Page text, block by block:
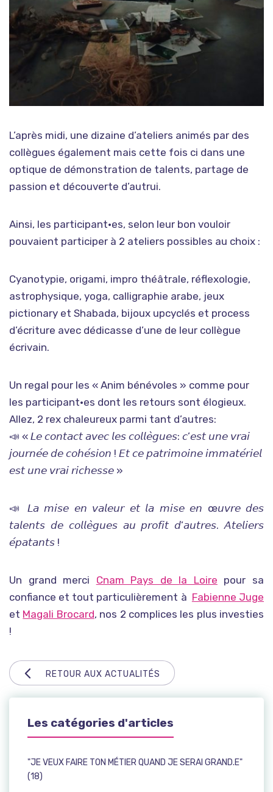
RETOUR AUX ACTUALITÉS
Les catégories d'articles
"JE VEUX FAIRE TON MÉTIER QUAND JE SERAI GRAND.E"
(18)
L’après midi, une dizaine d’ateliers animés par des
collègues également mais cette fois ci dans une
optique de démonstration de talents, partage de
passion et découverte d’autrui.
Ainsi, les participant•es, selon leur bon vouloir
pouvaient participer à 2 ateliers possibles au choix :
Cyanotypie, origami, impro théâtrale, réflexologie,
astrophysique, yoga, calligraphie arabe, jeux
pictionary et Shabada, bijoux upcyclés et process
d’écriture avec dédicasse d’une de leur collègue
écrivain.
Un regal pour les « Anim bénévoles » comme pour
les participant•es dont les retours sont élogieux.
Allez, 2 rex chaleureux parmi tant d’autres:
📣 « 𝘓𝘦 𝘤𝘰𝘯𝘵𝘢𝘤𝘵 𝘢𝘷𝘦𝘤 𝘭𝘦𝘴 𝘤𝘰𝘭𝘭𝘦̀𝘨𝘶𝘦𝘴: 𝘤’𝘦𝘴𝘵 𝘶𝘯𝘦 𝘷𝘳𝘢𝘪
𝘫𝘰𝘶𝘳𝘯𝘦́𝘦 𝘥𝘦 𝘤𝘰𝘩𝘦́𝘴𝘪𝘰𝘯 ! 𝘌𝘵 𝘤𝘦 𝘱𝘢𝘵𝘳𝘪𝘮𝘰𝘪𝘯𝘦 𝘪𝘮𝘮𝘢𝘵𝘦́𝘳𝘪𝘦𝘭
𝘦𝘴𝘵 𝘶𝘯𝘦 𝘷𝘳𝘢𝘪 𝘳𝘪𝘤𝘩𝘦𝘴𝘴𝘦 »
📣 𝘓𝘢 𝘮𝘪𝘴𝘦 𝘦𝘯 𝘷𝘢𝘭𝘦𝘶𝘳 𝘦𝘵 𝘭𝘢 𝘮𝘪𝘴𝘦 𝘦𝘯 œ𝘶𝘷𝘳𝘦 𝘥𝘦𝘴
𝘵𝘢𝘭𝘦𝘯𝘵𝘴 𝘥𝘦 𝘤𝘰𝘭𝘭𝘦̀𝘨𝘶𝘦𝘴 𝘢𝘶 𝘱𝘳𝘰𝘧𝘪𝘵 𝘥’𝘢𝘶𝘵𝘳𝘦𝘴. 𝘈𝘵𝘦𝘭𝘪𝘦𝘳𝘴
𝘦́𝘱𝘢𝘵𝘢𝘯𝘵𝘴 !
Un grand merci Cnam Pays de la Loire pour sa
confiance et tout particulièrement à Fabienne Juge
et Magali Brocard, nos 2 complices les plus investies
!